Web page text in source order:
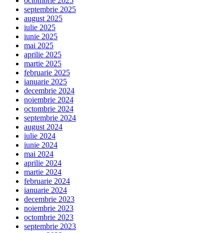
septembrie 2025
august 2025
iulie 2025
iunie 2025
mai 2025
aprilie 2025
martie 2025
februarie 2025
ianuarie 2025
decembrie 2024
noiembrie 2024
octombrie 2024
septembrie 2024
august 2024
iulie 2024
iunie 2024
mai 2024
aprilie 2024
martie 2024
februarie 2024
ianuarie 2024
decembrie 2023
noiembrie 2023
octombrie 2023
septembrie 2023